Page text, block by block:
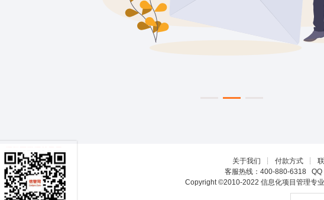
关于我们 ┊ 付款方式 ┊
客服热线：400-880-6318
Copyright ©2010-2022 信息化项目管理专